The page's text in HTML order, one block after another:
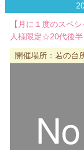
【月に１度のスペ
人様限定☆20代後
開催場所：若の